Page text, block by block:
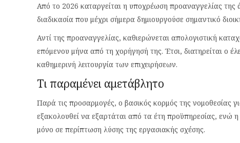
Από το 2026 καταργείται η υποχρέωση προαναγγελίας της
διαδικασία που μέχρι σήμερα δημιουργούσε σημαντικό
Αντί της προαναγγελίας, καθιερώνεται απολογιστική
επόμενου μήνα από τη χορήγησή της. Έτσι, διατηρείται ο
καθημερινή λειτουργία των επιχειρήσεων.
Τι παραμένει αμετάβλητο
Παρά τις προσαρμογές, ο βασικός κορμός της νομοθεσίας
εξακολουθεί να εξαρτάται από τα έτη προϋπηρεσίας, ενώ
μόνο σε περίπτωση λύσης της εργασιακής σχέσης.